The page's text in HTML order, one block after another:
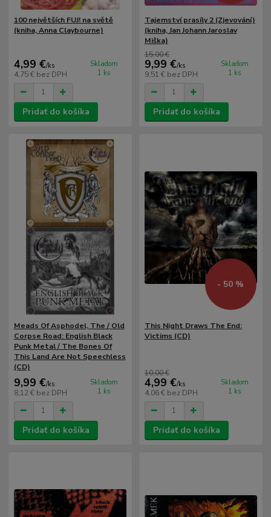
100 největších FUJ! na světě
(kniha, Anna Claybourne)
4,99 €/ks
4,75 € bez DPH
Skladom
1 ks
Pridať do košíka
Tajemství prasíly 2 (Zjevování)
(kniha, Jan Johann Jaroslav
Miška)
15,00 €
9,99 €/ks
9,51 € bez DPH
Skladom
1 ks
Pridať do košíka
Meads Of Asphodel, The / Old
Corpse Road: English Black
Punk Metal / The Bones Of
This Land Are Not Speechless
(CD)
9,99 €/ks
8,12 € bez DPH
Skladom
1 ks
Pridať do košíka
- 50 %
This Night Draws The End:
Victims (CD)
10,00 €
4,99 €/ks
4,06 € bez DPH
Skladom
1 ks
Pridať do košíka